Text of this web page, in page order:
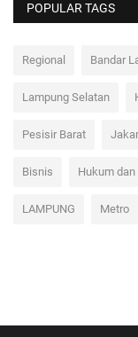
POPULAR TAGS
Regional Bandar
Lampung Selatan
Pesisir Barat
Bisnis Hukum dan
LAMPUNG Metro